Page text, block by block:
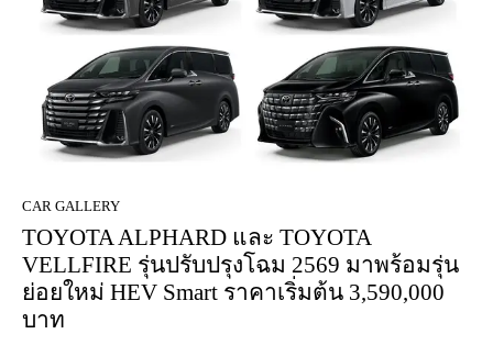
CAR GALLERY
TOYOTA ALPHARD และ TOYOTA
VELLFIRE รุ่นปรับปรุงโฉม 2569 มาพร้อมรุ่น
ย่อยใหม่ HEV Smart ราคาเริ่มต้น 3,590,000
บาท